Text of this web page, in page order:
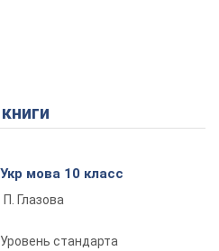
мова 10 класс
П. Глазова
Уровень стандарта